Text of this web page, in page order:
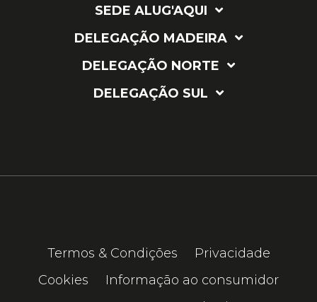
SEDE ALUG'AQUI
DELEGAÇÃO MADEIRA
DELEGAÇÃO NORTE
DELEGAÇÃO SUL
Termos & Condições
Privacidade
Cookies
Informação ao consumidor